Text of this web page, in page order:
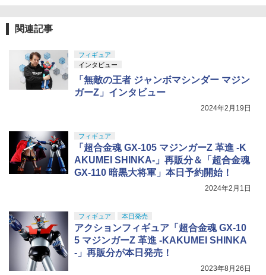
￥2,380
ZEXT ガンラック用 ロングフック 2本組
20cm BF90オプション[サバゲー サバイ
バルゲーム]
￥1,480
5
T-02シャーシ)【57938】 ラジコン
￥28,875
タカラトミー(TAKARA TOMY) T-SPAR
K トランスフォーマー ミッシングリンク
D-01 サウンドウェーブ 可動フィギュア
￥24,610
5
Sachiプラモ VERTヤスリ Type-S 【プ
ロモデラー共同開発】 超極細 ガラスヤ
スリ ５点セット ガンプラ プラモデル ゲ
ート処理 模型 フィギュア［知的財産権
8ml ホビー用仕上材 B603
￥710
関連記事
フィギュア
インタビュー
「無敵の王者 ジャンボマシンダー マジン
ガーZ」インタビュー
2024年2月19日
フィギュア
「超合金魂 GX-105 マジンガーZ 革進 -K
AKUMEI SHINKA-」再販分＆「超合金魂
GX-110 暗黒大将軍」本日予約開始！
2024年2月1日
フィギュア 本日発売
アクションフィギュア「超合金魂 GX-10
5 マジンガーZ 革進 -KAKUMEI SHINKA
-」再販分が本日発売！
2023年8月26日